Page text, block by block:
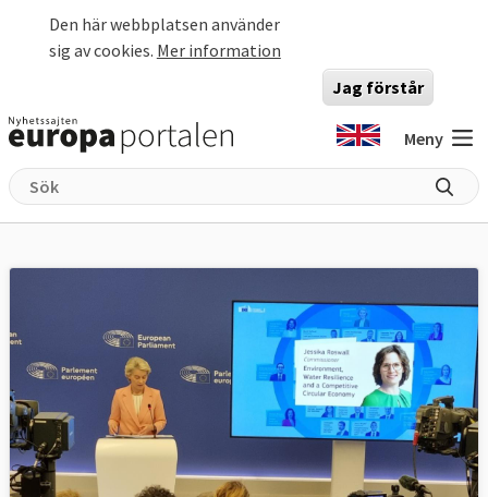
Den här webbplatsen använder
sig av cookies. Mer information
Jag förstår
Meny